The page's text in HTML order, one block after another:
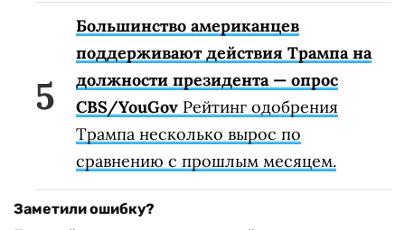
Большинство американцев
поддерживают действия Трампа на
должности президента — опрос
CBS/YouGov Рейтинг одобрения
Трампа несколько вырос по
сравнению с прошлым месяцем.
Заметили ошибку?